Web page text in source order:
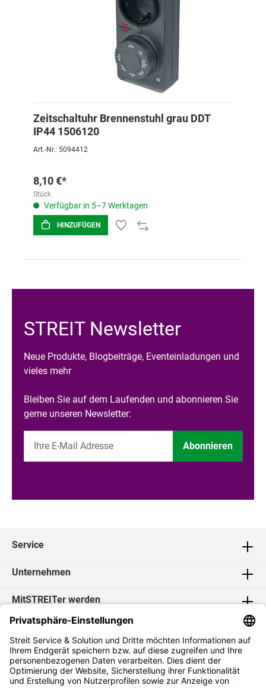
Zeitschaltuhr Brennenstuhl grau DDT
IP44 1506120
Art.-Nr.: 5094412
8,10 €*
Stück
Verfügbar in 5–7 Werktagen
HINZUFÜGEN
STREIT Newsletter
Neue Produkte, Blogbeiträge, Eventeinladungen und
vieles mehr
Bleiben Sie auf dem Laufenden und abonnieren Sie
gerne unseren Newsletter:
Abonnieren
Service
Unternehmen
MitSTREITer werden
Kontakt
Social Media